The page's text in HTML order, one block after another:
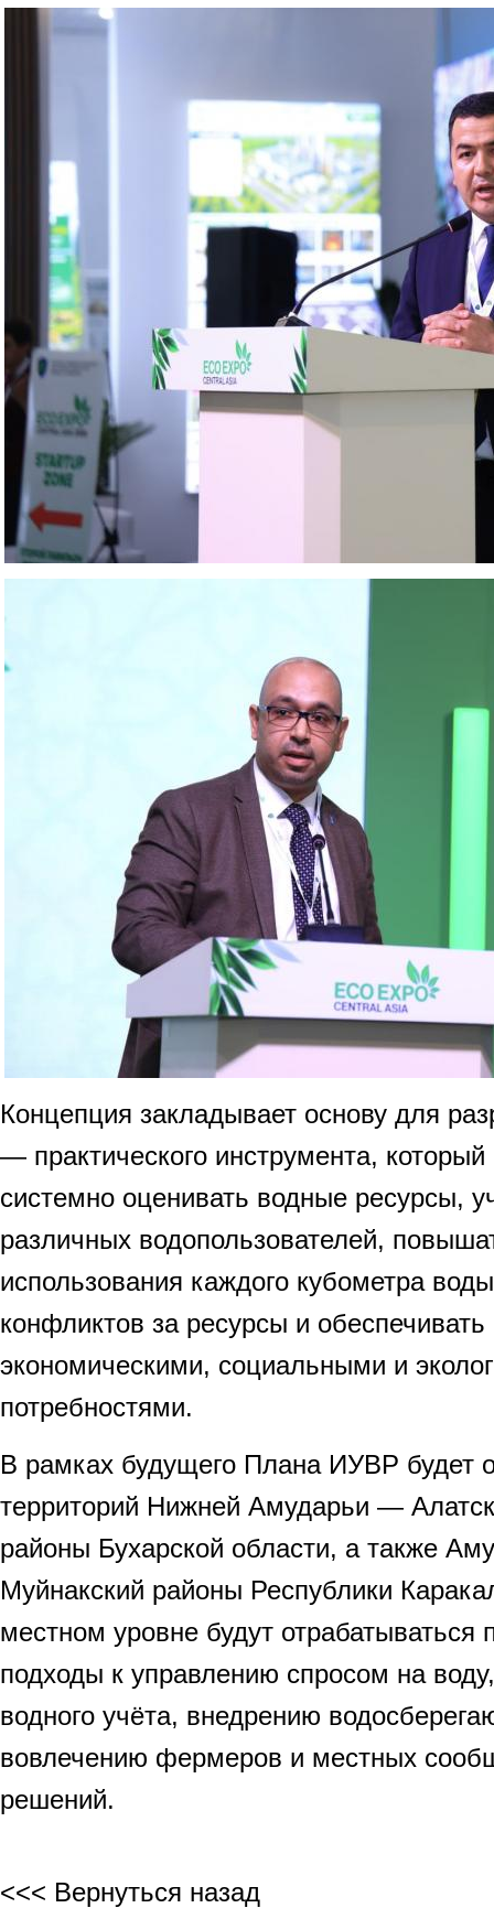
Концепция закладывает основу для
— практического инструмента,
системно оценивать водные ресурсы,
различных водопользователей,
использования каждого кубометра
конфликтов за ресурсы и
экономическими, социальными и
потребностями.
В рамках будущего Плана ИУВР будет
территорий Нижней Амударьи —
районы Бухарской области, а также
Муйнакский районы Республики
местном уровне будут отрабатываться
подходы к управлению спросом на
водного учёта, внедрению
вовлечению фермеров и местных
решений.
<<< Вернуться назад